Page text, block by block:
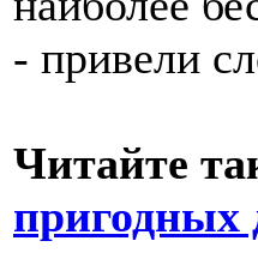
- привели
Читайте
пригодных